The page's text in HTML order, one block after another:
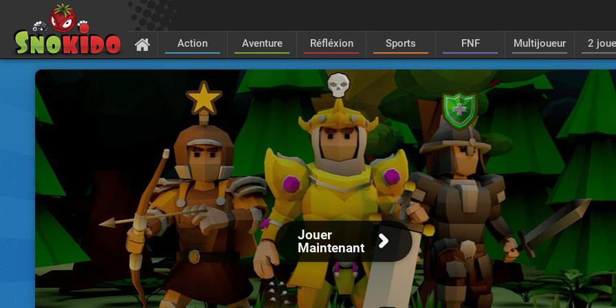
Action Aventure Réfléxion Sports FNF Multijoueur 2
Jouer
Maintenant